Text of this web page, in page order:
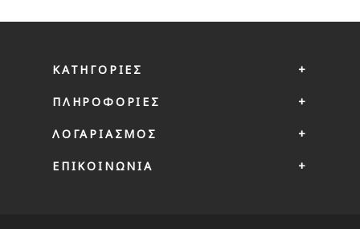
ΚΑΤΗΓΟΡΊΕΣ
ΠΛΗΡΟΦΟΡΊΕΣ
ΛΟΓΑΡΙΑΣΜΌΣ
ΕΠΙΚΟΙΝΩΝΙΑ